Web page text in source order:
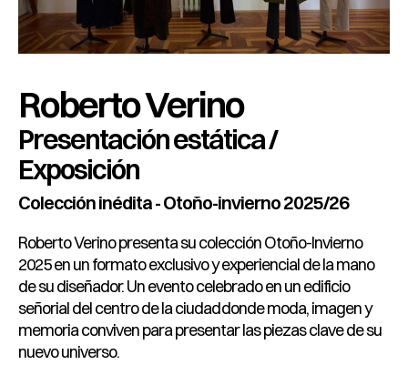
Roberto Verino
Presentación estática /
Exposición
Colección inédita - Otoño-invierno 2025/26
Roberto Verino presenta su colección Otoño-Invierno
2025 en un formato exclusivo y experiencial de la mano
de su diseñador. Un evento celebrado en un edificio
señorial del centro de la ciudad donde moda, imagen y
memoria conviven para presentar las piezas clave de su
nuevo universo.